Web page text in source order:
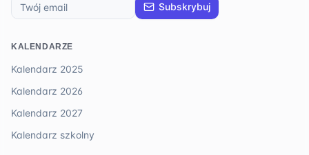
Subskrybuj
KALENDARZE
Kalendarz 2025
Kalendarz 2026
Kalendarz 2027
Kalendarz szkolny